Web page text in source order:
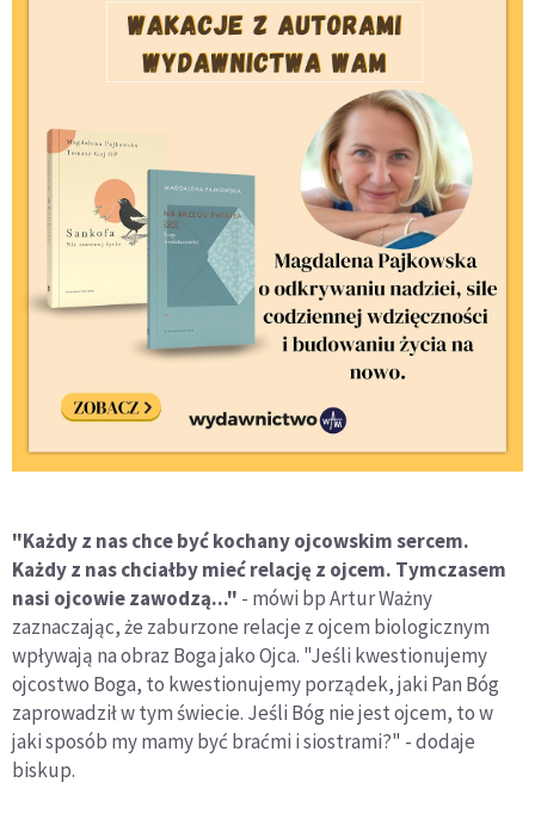
"Każdy z nas chce być kochany ojcowskim sercem.
Każdy z nas chciałby mieć relację z ojcem. Tymczasem
nasi ojcowie zawodzą..." - mówi bp Artur Ważny
zaznaczając, że zaburzone relacje z ojcem biologicznym
wpływają na obraz Boga jako Ojca. "Jeśli kwestionujemy
ojcostwo Boga, to kwestionujemy porządek, jaki Pan Bóg
zaprowadził w tym świecie. Jeśli Bóg nie jest ojcem, to w
jaki sposób my mamy być braćmi i siostrami?" - dodaje
biskup.